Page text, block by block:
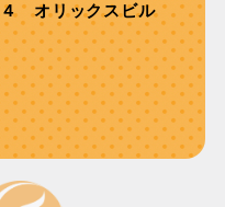
４ オリックスビル